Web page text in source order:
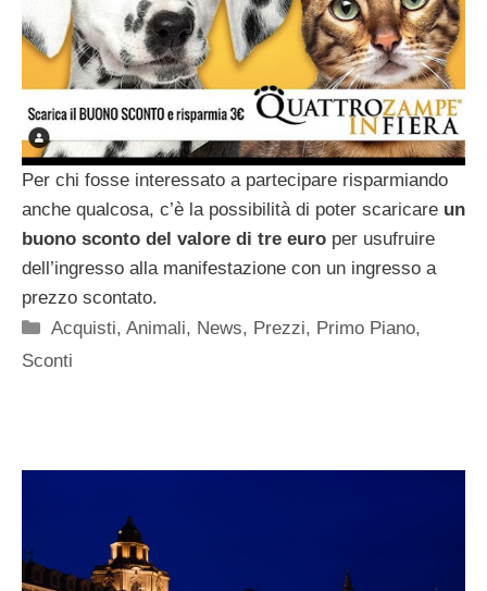
Per chi fosse interessato a partecipare risparmiando
anche qualcosa, c’è la possibilità di poter scaricare un
buono sconto del valore di tre euro per usufruire
dell’ingresso alla manifestazione con un ingresso a
prezzo scontato.
Categorie
Acquisti,Animali, News, Prezzi, Primo Piano,
Sconti